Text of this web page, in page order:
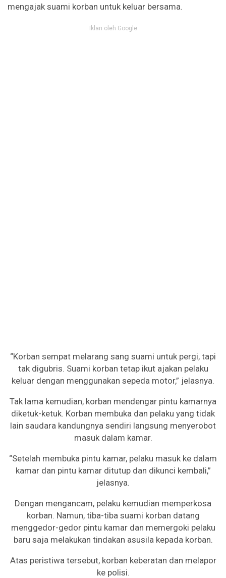
mengajak suami korban untuk keluar bersama.
Iklan oleh Google
“Korban sempat melarang sang suami untuk pergi, tapi
tak digubris. Suami korban tetap ikut ajakan pelaku
keluar dengan menggunakan sepeda motor,” jelasnya.
Tak lama kemudian, korban mendengar pintu kamarnya
diketuk-ketuk. Korban membuka dan pelaku yang tidak
lain saudara kandungnya sendiri langsung menyerobot
masuk dalam kamar.
“Setelah membuka pintu kamar, pelaku masuk ke dalam
kamar dan pintu kamar ditutup dan dikunci kembali,”
jelasnya.
Dengan mengancam, pelaku kemudian memperkosa
korban. Namun, tiba-tiba suami korban datang
menggedor-gedor pintu kamar dan memergoki pelaku
baru saja melakukan tindakan asusila kepada korban.
Atas peristiwa tersebut, korban keberatan dan melapor
ke polisi.